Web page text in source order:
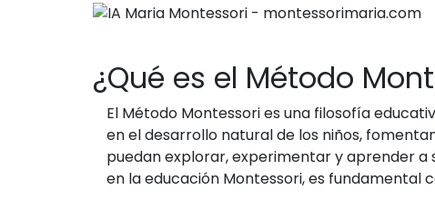
¿Qué es el Método
El Método Montessori es una filosofía
en el desarrollo natural de los niños,
puedan explorar, experimentar y aprender a
en la educación Montessori, es fundamental